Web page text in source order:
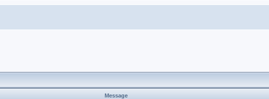
Message